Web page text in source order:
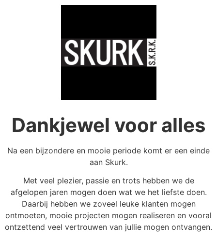
Dankjewel voor alles
Na een bijzondere en mooie periode komt er een einde
aan Skurk.
Met veel plezier, passie en trots hebben we de
afgelopen jaren mogen doen wat we het liefste doen.
Daarbij hebben we zoveel leuke klanten mogen
ontmoeten, mooie projecten mogen realiseren en vooral
ontzettend veel vertrouwen van jullie mogen ontvangen.